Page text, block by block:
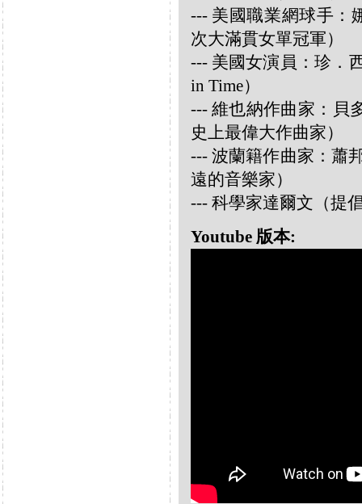
--- 美國職業網球手：
次大滿貫女單冠軍）
--- 美國女演員：珍．
in Time）
--- 維也納作曲家：貝
史上最偉大作曲家）
--- 波蘭籍作曲家：蕭
遠的音樂家）
--- 科學家達爾文（提
Youtube 版本: